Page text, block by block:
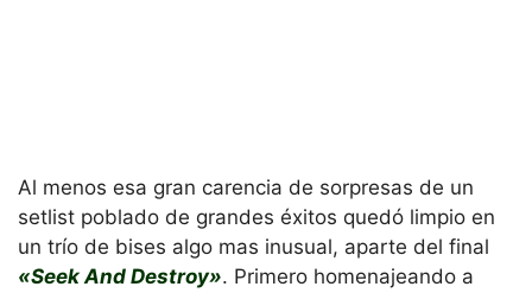
Al menos esa gran carencia de sorpresas de un
setlist poblado de grandes éxitos quedó limpio en
un trío de bises algo mas inusual, aparte del final
«Seek And Destroy». Primero homenajeando a